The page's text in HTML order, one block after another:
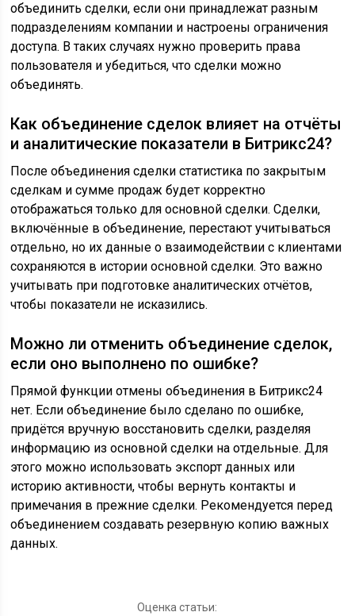
объединить сделки, если они принадлежат разным
подразделениям компании и настроены ограничения
доступа. В таких случаях нужно проверить права
пользователя и убедиться, что сделки можно
объединять.
Как объединение сделок влияет на отчёты
и аналитические показатели в Битрикс24?
После объединения сделки статистика по закрытым
сделкам и сумме продаж будет корректно
отображаться только для основной сделки. Сделки,
включённые в объединение, перестают учитываться
отдельно, но их данные о взаимодействии с клиентами
сохраняются в истории основной сделки. Это важно
учитывать при подготовке аналитических отчётов,
чтобы показатели не исказились.
Можно ли отменить объединение сделок,
если оно выполнено по ошибке?
Прямой функции отмены объединения в Битрикс24
нет. Если объединение было сделано по ошибке,
придётся вручную восстановить сделки, разделяя
информацию из основной сделки на отдельные. Для
этого можно использовать экспорт данных или
историю активности, чтобы вернуть контакты и
примечания в прежние сделки. Рекомендуется перед
объединением создавать резервную копию важных
данных.
Оценка статьи: